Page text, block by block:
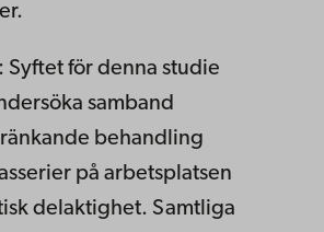
Syftet för denna studie
samband
behandling
på arbetsplatsen
delaktighet. Samtliga